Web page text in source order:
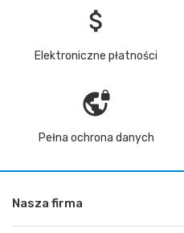
attach_money
Elektroniczne płatności
vpn_lock
Pełna ochrona danych
Nasza firma